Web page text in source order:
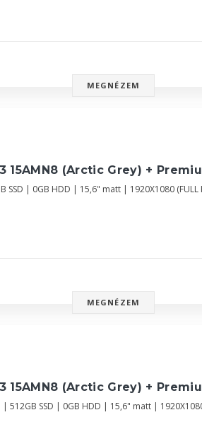
MEGNÉZEM
15AMN8 (Arctic Grey) +
SSD | 0GB HDD | 15,6" matt | 1920X1080
MEGNÉZEM
15AMN8 (Arctic Grey) +
| 512GB SSD | 0GB HDD | 15,6" matt |